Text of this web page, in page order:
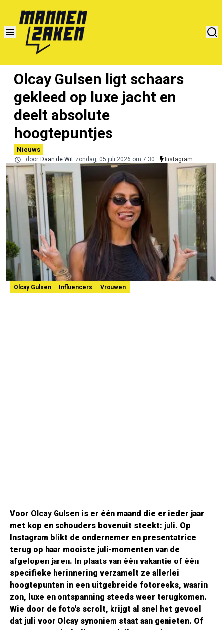
Olcay Gulsen ligt schaars
gekleed op luxe jacht en
deelt absolute
hoogtepuntjes
Nieuws
door Daan de Wit zondag, 05 juli 2026 om 7:30 Instagram
Olcay Gulsen Influencers Vrouwen
Voor Olcay Gulsen is er één maand die er ieder jaar
met kop en schouders bovenuit steekt: juli. Op
Instagram blikt de ondernemer en presentatrice
terug op haar mooiste juli-momenten van de
afgelopen jaren. In plaats van één vakantie of één
specifieke herinnering verzamelt ze allerlei
hoogtepunten in een uitgebreide fotoreeks, waarin
zon, luxe en ontspanning steeds weer terugkomen.
Wie door de foto's scrolt, krijgt al snel het gevoel
dat juli voor Olcay synoniem staat aan genieten. Of